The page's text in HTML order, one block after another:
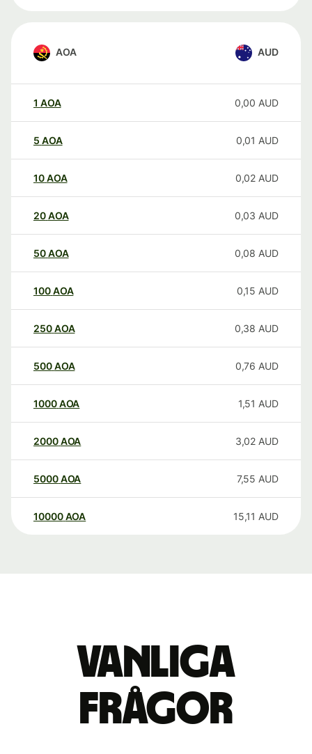
AOA AUD
1 AOA 0,00 AUD
5 AOA 0,01 AUD
10AOA 0,02 AUD
20AOA 0,03 AUD
50AOA 0,08 AUD
100AOA 0,15 AUD
250AOA 0,38 AUD
500AOA 0,76 AUD
1000AOA 1,51 AUD
2000AOA 3,02 AUD
5000AOA 7,55 AUD
10000 AOA 15,11 AUD
Vanliga
frågor